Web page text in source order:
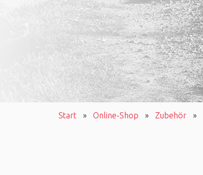
Start » Online-Shop » Zubehör »